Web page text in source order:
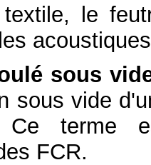
le
sous
sous vide
Ce terme
FCR.